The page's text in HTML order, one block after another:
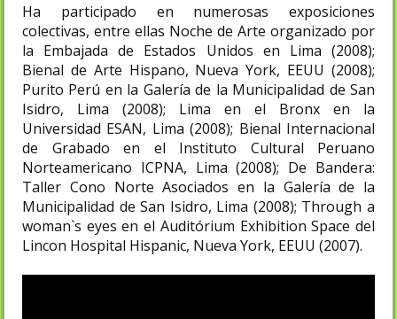
Ha participado en numerosas exposiciones
colectivas, entre ellas Noche de Arte organizado por
la Embajada de Estados Unidos en Lima (2008);
Bienal de Arte Hispano, Nueva York, EEUU (2008);
Purito Perú en la Galería de la Municipalidad de San
Isidro, Lima (2008); Lima en el Bronx en la
Universidad ESAN, Lima (2008); Bienal Internacional
de Grabado en el Instituto Cultural Peruano
Norteamericano ICPNA, Lima (2008); De Bandera:
Taller Cono Norte Asociados en la Galería de la
Municipalidad de San Isidro, Lima (2008); Through a
woman`s eyes en el Auditórium Exhibition Space del
Lincon Hospital Hispanic, Nueva York, EEUU (2007).